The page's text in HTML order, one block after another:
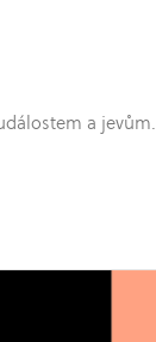
a jevům.